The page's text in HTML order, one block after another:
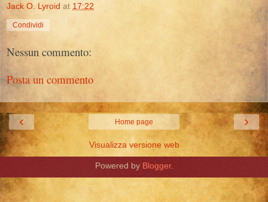
Jack O. Lyroid at 17:22
Condividi
Nessun commento:
Posta un commento
‹ ›
Home page
Visualizza versione web
Powered by Blogger.